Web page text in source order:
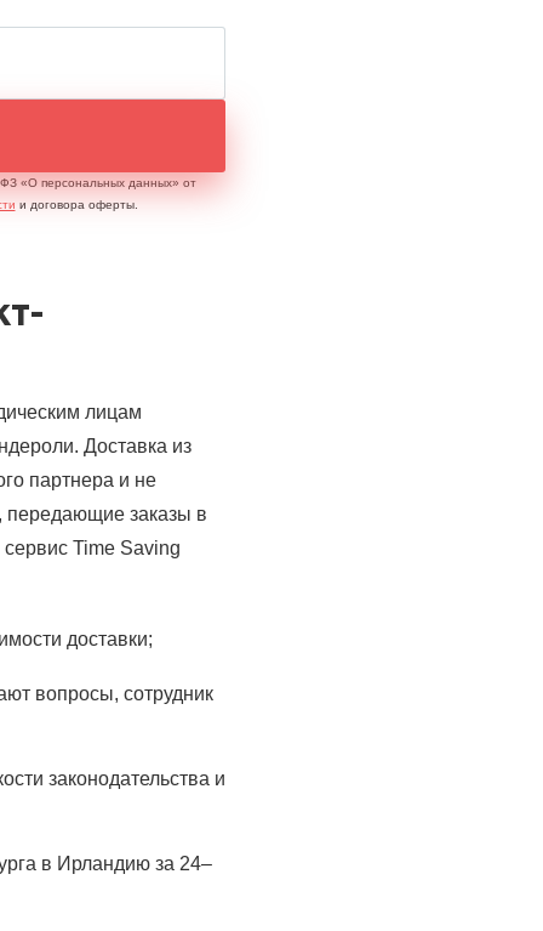
«О персональных данных» от
и договора оферты.
лицам
Доставка из
партнера и не
передающие заказы в
Time Saving
доставки;
вопросы, сотрудник
законодательства и
в Ирландию за 24–